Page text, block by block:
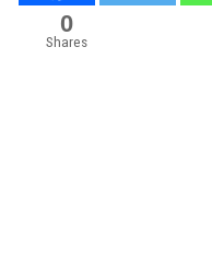
0
Shares